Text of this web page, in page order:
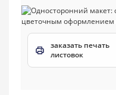
заказать печать
листовок